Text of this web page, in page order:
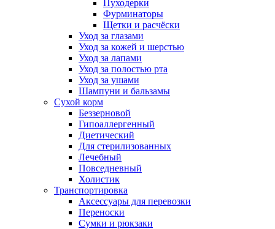
Пуходерки
Фурминаторы
Щетки и расчёски
Уход за глазами
Уход за кожей и шерстью
Уход за лапами
Уход за полостью рта
Уход за ушами
Шампуни и бальзамы
Сухой корм
Беззерновой
Гипоаллергенный
Диетический
Для стерилизованных
Лечебный
Повседневный
Холистик
Транспортировка
Аксессуары для перевозки
Переноски
Сумки и рюкзаки